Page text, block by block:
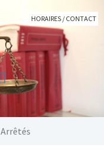
HORAIRES / CONTACT
Arrêtés